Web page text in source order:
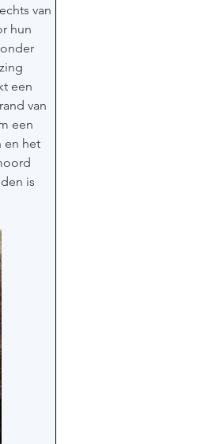
van
hun
een
van
een
en het
is